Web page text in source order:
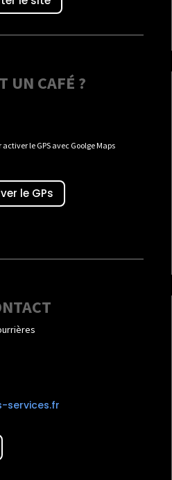
UN CAFÉ ?
le GPS avec Goolge Maps
le GPs
services.fr